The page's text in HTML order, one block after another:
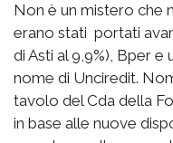
Non è un mistero che
erano stati portati
di Asti al 9,9%), Bper
nome di Unciredit.
tavolo del Cda della
in base alle nuove